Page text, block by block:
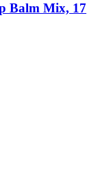
Balm Mix, 17